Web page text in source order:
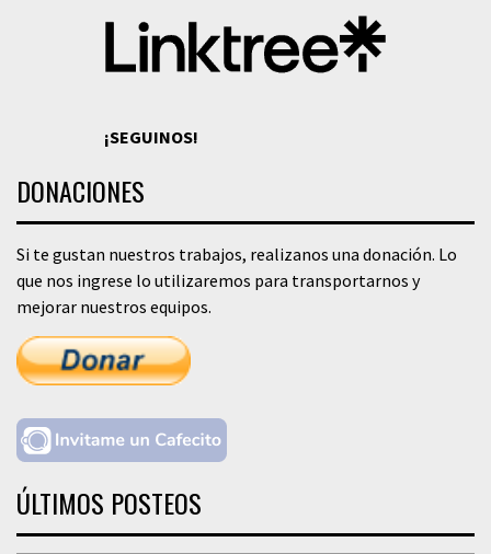
¡SEGUINOS!
DONACIONES
Si te gustan nuestros trabajos, realizanos una donación. Lo
que nos ingrese lo utilizaremos para transportarnos y
mejorar nuestros equipos.
ÚLTIMOS POSTEOS